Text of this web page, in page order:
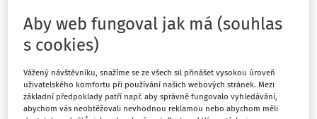
Zdroj :
Pravidelně sportuje pouze 5% obyvatel České republiky
republiky nesportuje vůbec!
Aby web fungoval jak má (souhlas
s cookies)
Vážený návštěvníku, snažíme se ze všech sil přinášet vysokou úroveň
uživatelského komfortu při používání našich webových stránek. Mezi
základní předpoklady patří např. aby správně fungovalo vyhledávání,
abychom vás neobtěžovali nevhodnou reklamou nebo abychom měli